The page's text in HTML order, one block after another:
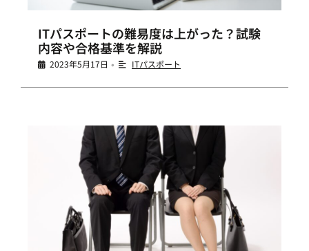
ITパスポートの難易度は上がった？試験
内容や合格基準を解説
2023年5月17日 • ITパスポート